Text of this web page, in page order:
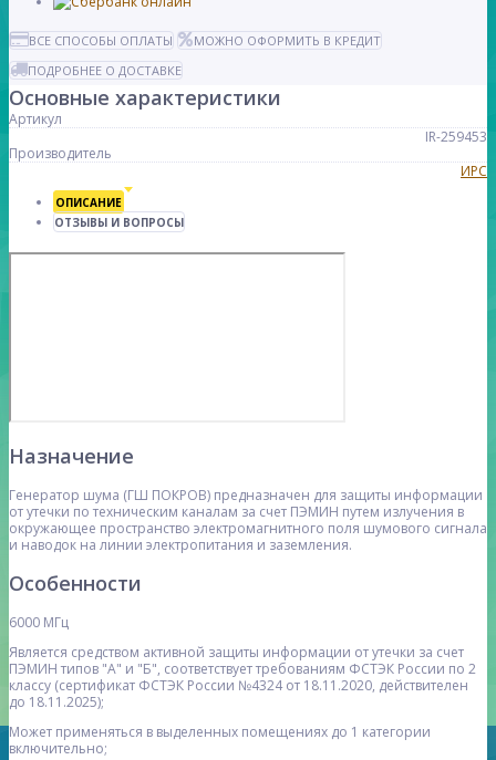
ВСЕ СПОСОБЫ ОПЛАТЫ
МОЖНО ОФОРМИТЬ В КРЕДИТ
ПОДРОБНЕЕ О ДОСТАВКЕ
Основные характеристики
Артикул
IR-259453
Производитель
ИРС
ОПИСАНИЕ
ОТЗЫВЫ И ВОПРОСЫ
Назначение
Генератор шума (ГШ ПОКРОВ) предназначен для защиты информации
от утечки по техническим каналам за счет ПЭМИН путем излучения в
окружающее пространство электромагнитного поля шумового сигнала
и наводок на линии электропитания и заземления.
Особенности
6000 МГц
Является средством активной защиты информации от утечки за счет
ПЭМИН типов "А" и "Б", соответствует требованиям ФСТЭК России по 2
классу (сертификат ФСТЭК России №4324 от 18.11.2020, действителен
до 18.11.2025);
Может применяться в выделенных помещениях до 1 категории
включительно;